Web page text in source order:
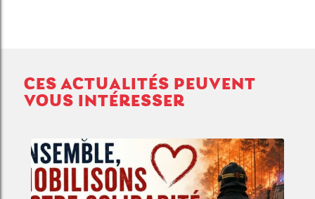
CES ACTUALITÉS PEUVENT
VOUS INTÉRESSER